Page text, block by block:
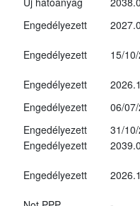
Engedélyezett
Engedélyezett 15/
Engedélyezett
Engedélyezett
06/
Engedélyezett
31/
Engedélyezett
Engedélyezett